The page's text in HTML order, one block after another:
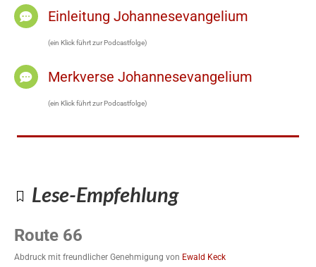
Einleitung Johannesevangelium
(ein Klick führt zur Podcastfolge)
Merkverse Johannesevangelium
(ein Klick führt zur Podcastfolge)
Lese-Empfehlung
Route 66
Abdruck mit freundlicher Genehmigung von Ewald Keck